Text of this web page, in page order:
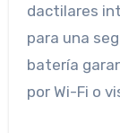
dactilares
para una
batería
por Wi-Fi o